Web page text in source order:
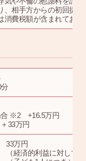
相手方からの初回提
消費税額が含まれており
合 ※2 +16.5万円
33万円
33万円
経済的利益に対して）